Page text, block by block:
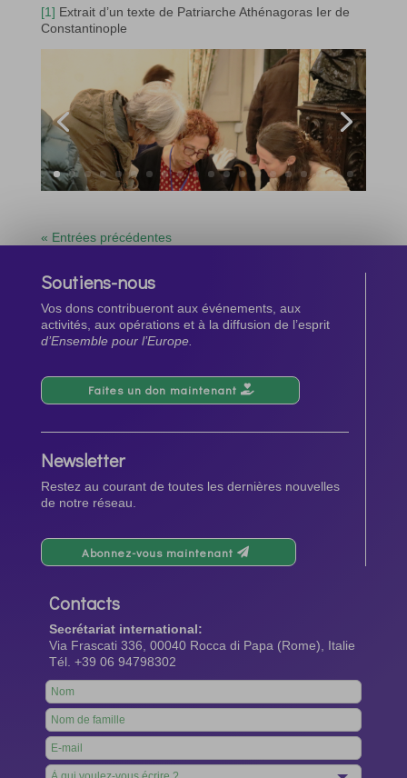
[1] Extrait d’un texte de Patriarche Athénagoras Ier de
Constantinople
« Entrées précédentes
Soutiens-nous
Vos dons contribueront aux événements, aux
activités, aux opérations et à la diffusion de l’esprit
d’Ensemble pour l’Europe.
Faites un don maintenant
Newsletter
Restez au courant de toutes les dernières nouvelles
de notre réseau.
Abonnez-vous maintenant
Contacts
Secrétariat international:
Via Frascati 336, 00040 Rocca di Papa (Rome), Italie
Tél. +39 06 94798302
Leave
this
field
blank